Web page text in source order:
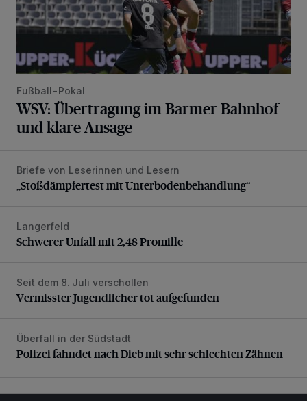
Fußball-Pokal
WSV: Übertragung im Barmer Bahnhof
und klare Ansage
„Stoßdämpfertest mit Unterbodenbehandlung“
Briefe von Leserinnen und Lesern
„Stoßdämpfertest mit Unterbodenbehandlung“
Schwerer Unfall mit 2,48 Promille
Langerfeld
Schwerer Unfall mit 2,48 Promille
Vermisster Jugendlicher tot aufgefunden
Seit dem 8. Juli verschollen
Vermisster Jugendlicher tot aufgefunden
Polizei fahndet nach Dieb mit sehr schlechten Zähnen
Überfall in der Südstadt
Polizei fahndet nach Dieb mit sehr schlechten Zähnen